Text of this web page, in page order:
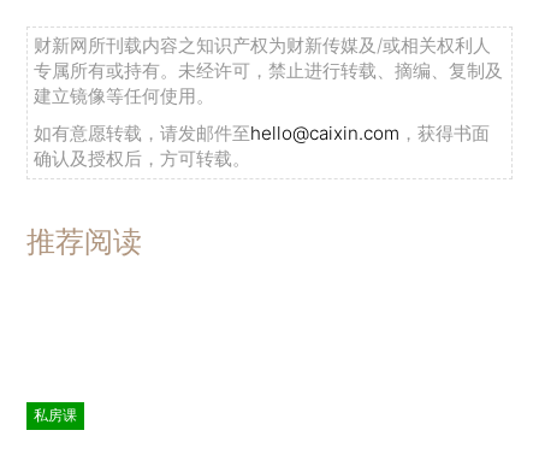
财新网所刊载内容之知识产权为财新传媒及/或相关权利人
专属所有或持有。未经许可，禁止进行转载、摘编、复制及
建立镜像等任何使用。
如有意愿转载，请发邮件至hello@caixin.com ，获得书面
确认及授权后，方可转载。
推荐阅读
私房课